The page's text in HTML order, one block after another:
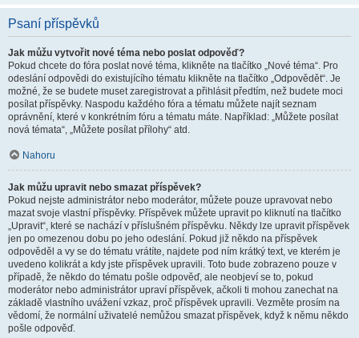
Psaní příspěvků
Jak můžu vytvořit nové téma nebo poslat odpověď?
Pokud chcete do fóra poslat nové téma, klikněte na tlačítko „Nové téma“. Pro
odeslání odpovědi do existujícího tématu klikněte na tlačítko „Odpovědět“. Je
možné, že se budete muset zaregistrovat a přihlásit předtím, než budete moci
posílat příspěvky. Naspodu každého fóra a tématu můžete najít seznam
oprávnění, které v konkrétním fóru a tématu máte. Například: „Můžete posílat
nová témata“, „Můžete posílat přílohy“ atd.
Nahoru
Jak můžu upravit nebo smazat příspěvek?
Pokud nejste administrátor nebo moderátor, můžete pouze upravovat nebo
mazat svoje vlastní příspěvky. Příspěvek můžete upravit po kliknutí na tlačítko
„Upravit“, které se nachází v příslušném příspěvku. Někdy lze upravit příspěvek
jen po omezenou dobu po jeho odeslání. Pokud již někdo na příspěvek
odpověděl a vy se do tématu vrátíte, najdete pod ním krátký text, ve kterém je
uvedeno kolikrát a kdy jste příspěvek upravili. Toto bude zobrazeno pouze v
případě, že někdo do tématu pošle odpověď, ale neobjeví se to, pokud
moderátor nebo administrátor upraví příspěvek, ačkoli ti mohou zanechat na
základě vlastního uvážení vzkaz, proč příspěvek upravili. Vezměte prosím na
vědomí, že normální uživatelé nemůžou smazat příspěvek, když k němu někdo
pošle odpověď.